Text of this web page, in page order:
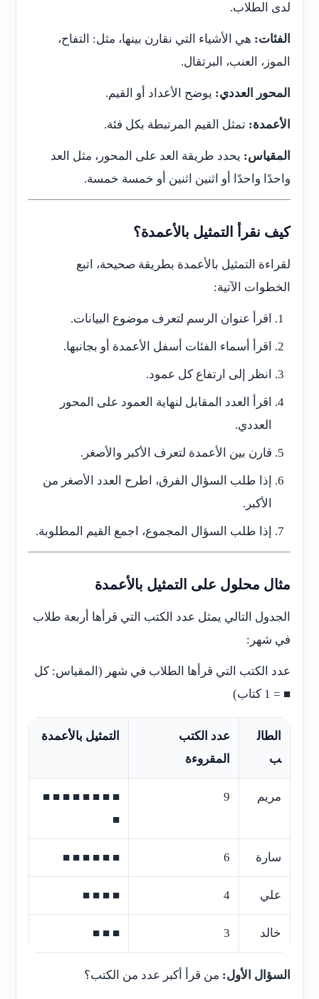
لدى الطلاب.
الفئات:هي الأشياء التي نقارن بينها، مثل: التفاح،
الموز، العنب، البرتقال.
المحور العددي:يوضح الأعداد أو القيم.
الأعمدة:تمثل القيم المرتبطة بكل فئة.
المقياس:يحدد طريقة العد على المحور، مثل العد
واحدًا واحدًا أو اثنين اثنين أو خمسة خمسة.
كيف نقرأ التمثيل بالأعمدة؟
لقراءة التمثيل بالأعمدة بطريقة صحيحة، اتبع
الخطوات الآتية:
اقرأ عنوان الرسم لتعرف موضوع البيانات.
اقرأ أسماء الفئات أسفل الأعمدة أو بجانبها.
انظر إلى ارتفاع كل عمود.
اقرأ العدد المقابل لنهاية العمود على المحور
العددي.
قارن بين الأعمدة لتعرف الأكبر والأصغر.
إذا طلب السؤال الفرق، اطرح العدد الأصغر من
الأكبر.
إذا طلب السؤال المجموع، اجمع القيم المطلوبة.
مثال محلول على التمثيل بالأعمدة
الجدول التالي يمثل عدد الكتب التي قرأها أربعة طلاب
في شهر:
عدد الكتب التي قرأها الطلاب في شهر (المقياس: كل
■ = 1 كتاب)
الطال
ب
عدد الكتب
المقروءة
التمثيل بالأعمدة
مريم 9
■ ■ ■ ■ ■ ■ ■ ■
■
سارة 6
■ ■ ■ ■ ■ ■
علي 4
■ ■ ■ ■
خالد 3
■ ■ ■
السؤال الأول:من قرأ أكبر عدد من الكتب؟